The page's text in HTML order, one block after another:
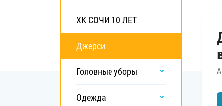
Локомотив
ЦСКА
Шанхайские Драконы
ХК СОЧИ 10 ЛЕТ
Джерси
Головные уборы
Одежда